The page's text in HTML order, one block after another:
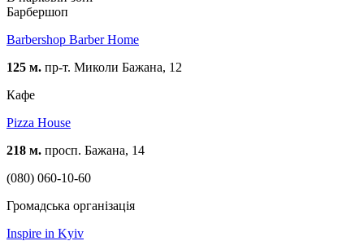
Барбершоп
Barbershop Barber Home
125 м. пр-т. Миколи Бажана, 12
Кафе
Pizza House
218 м. просп. Бажана, 14
(080) 060-10-60
Громадська організація
Inspire in Kyiv